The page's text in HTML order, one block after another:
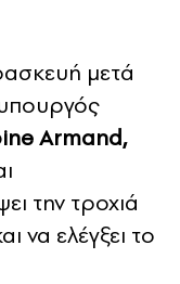
μετά
Armand,
την τροχιά
να ελέγξει το